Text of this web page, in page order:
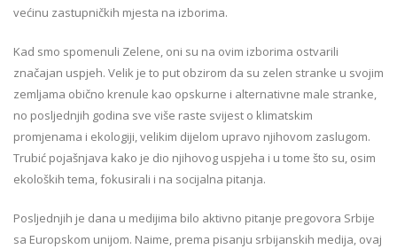
većinu zastupničkih mjesta na izborima.
Kad smo spomenuli Zelene, oni su na ovim izborima ostvarili
značajan uspjeh. Velik je to put obzirom da su zelen stranke u svojim
zemljama obično krenule kao opskurne i alternativne male stranke,
no posljednjih godina sve više raste svijest o klimatskim
promjenama i ekologiji, velikim dijelom upravo njihovom zaslugom.
Trubić pojašnjava kako je dio njihovog uspjeha i u tome što su, osim
ekoloških tema, fokusirali i na socijalna pitanja.
Posljednjih je dana u medijima bilo aktivno pitanje pregovora Srbije
sa Europskom unijom. Naime, prema pisanju srbijanskih medija, ovaj